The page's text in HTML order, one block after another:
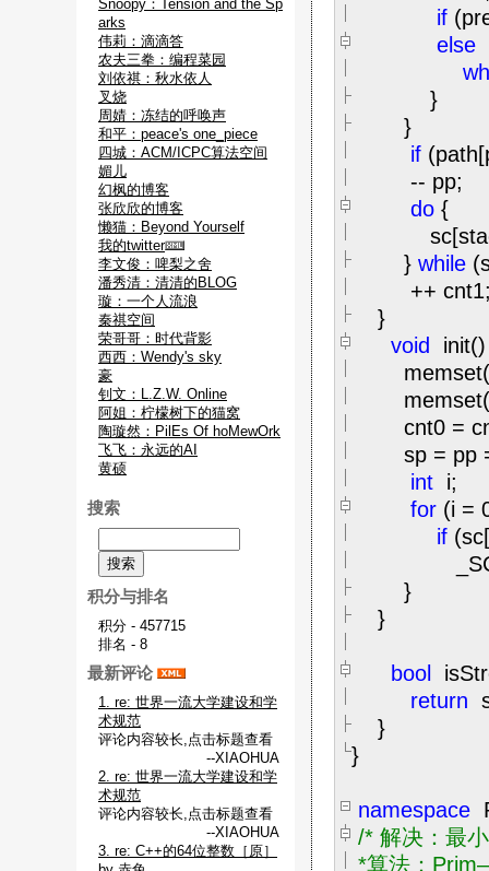
if
else
}
}
if
-- pp;
do {
} while
++
}
void
init()
cnt0 =
sp = pp
int i;
for (i =
if
}
}
bool
return
}
}
namespace
/* 解决：最
*算法：
Snoopy：Tension and the Sp
arks
伟莉：滴滴答
农夫三拳：编程菜园
刘依祺：秋水依人
叉烧
周婧：冻结的呼唤声
和平：peace's one_piece
四城：ACM/ICPC算法空间
媚儿
幻枫的博客
张欣欣的博客
懒猫：Beyond Yourself
我的twitter
李文俊：啤梨之舍
潘秀清：清清的BLOG
璇：一个人流浪
秦祺空间
荣哥哥：时代背影
西西：Wendy's sky
豪
钊文：L.Z.W. Online
阿姐：柠檬树下的猫窝
陶璇然：PilEs Of hoMewOrk
飞飞：永远的AI
黄硕
搜索
积分与排名
积分 - 457715
排名 - 8
最新评论
1. re: 世界一流大学建设和学
术规范
评论内容较长,点击标题查看
--XIAOHUA
2. re: 世界一流大学建设和学
术规范
评论内容较长,点击标题查看
--XIAOHUA
3. re: C++的64位整数［原］